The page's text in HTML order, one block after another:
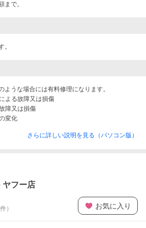
まで。
。
ような場合には有料修理になります。
よる故障又は損傷
障又は損傷
変化
さらに詳しい説明を見る（パソコン版）
フー店
件） お気に入り